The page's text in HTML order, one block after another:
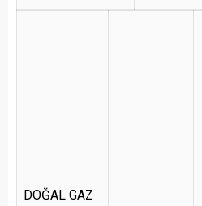
DOĞAL GAZ